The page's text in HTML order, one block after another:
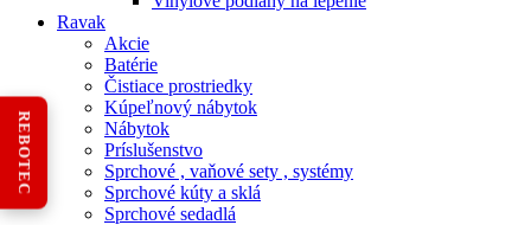
Ravak
Akcie
Batérie
Čistiace prostriedky
Kúpeľnový nábytok
Nábytok
Príslušenstvo
Sprchové , vaňové sety , systémy
Sprchové kúty a sklá
Sprchové sedadlá
REBOTEC